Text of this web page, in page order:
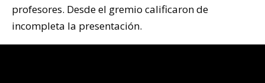
profesores. Desde el gremio calificaron de
incompleta la presentación.